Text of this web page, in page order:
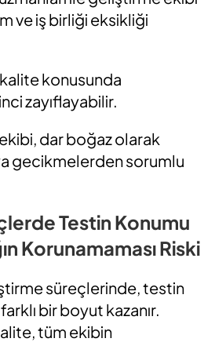
ve iş birliği eksikliği
konusunda
zayıflayabilir.
dar boğaz olarak
gecikmelerden sorumlu
Testin Konumu
Korunamaması Riski
süreçlerinde, testin
farklı bir boyut kazanır.
tüm ekibin